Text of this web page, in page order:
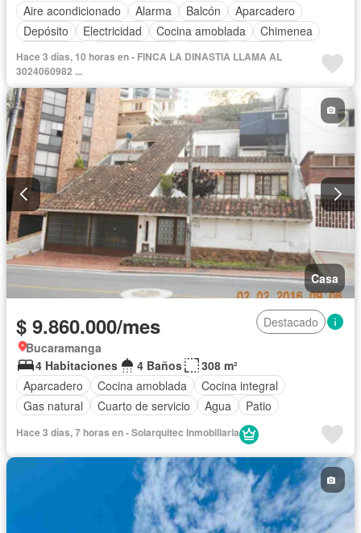
Aire acondicionado
Alarma Balcón
Aparcadero
Depósito
Electricidad Cocina amoblada
Chimenea
Calefacción
Cocina integral Internet
Jacuzzi
Gas natural
Cuarto de servicio
Terraza Agua
Tanque de agua
Patio
Área infantil
Vigilante
Acceso para personas con discapacidad
Jardín
Barbecue
Caseta de vigilancia Gimnasio
Sauna
Seguridad privada
Piscina
Permite mascotas
Permite niños
Solo familias
Hace 3 días, 10 horas en - FINCA LA DINASTIA LLAMA AL
3024060982 ...
Casa
$ 9.860.000/mes
Destacado
Bucaramanga
4 Habitaciones
4 Baños
308 m²
Aparcadero
Cocina amoblada
Cocina integral
Gas natural
Cuarto de servicio Agua Patio
Hace 3 días, 7 horas en - Solarquitec Inmobiliaria